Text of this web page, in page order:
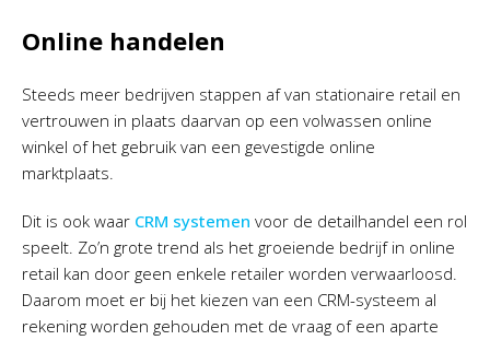
Online handelen
Steeds meer bedrijven stappen af van stationaire retail en
vertrouwen in plaats daarvan op een volwassen online
winkel of het gebruik van een gevestigde online
marktplaats.
Dit is ook waar CRM systemen voor de detailhandel een rol
speelt. Zo’n grote trend als het groeiende bedrijf in online
retail kan door geen enkele retailer worden verwaarloosd.
Daarom moet er bij het kiezen van een CRM-systeem al
rekening worden gehouden met de vraag of een aparte